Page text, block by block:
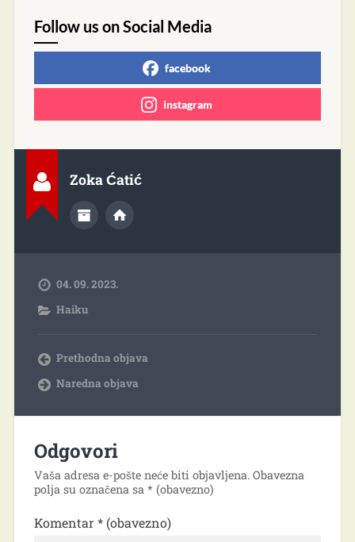
Follow us on Social Media
facebook
instagram
Zoka Ćatić
04. 09. 2023.
Haiku
Prethodna objava
Naredna objava
Odgovori
Vaša adresa e-pošte neće biti objavljena. Obavezna
polja su označena sa * (obavezno)
Komentar* (obavezno)